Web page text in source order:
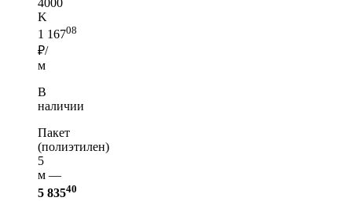
K
1 16708
₽/
м
В
наличии
Пакет
(полиэтилен)
5
м —
5 83540